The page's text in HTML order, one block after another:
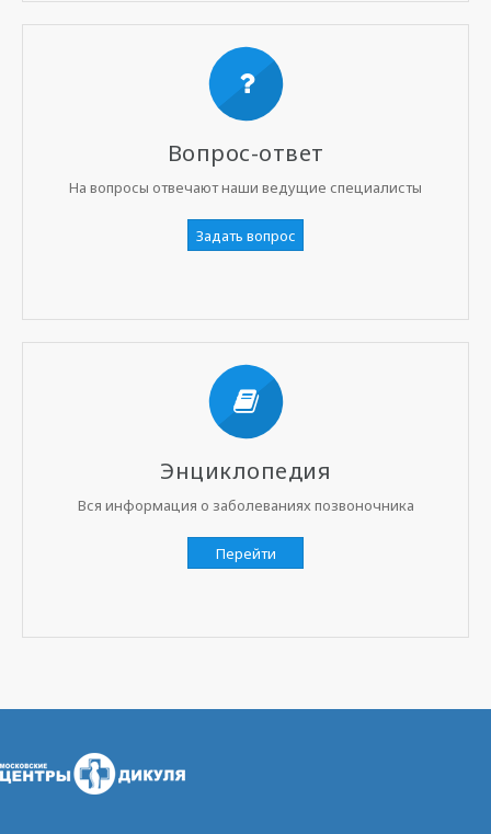
Вопрос-ответ
На вопросы отвечают наши ведущие специалисты
Задать вопрос
Энциклопедия
Вся информация о заболеваниях позвоночника
Перейти